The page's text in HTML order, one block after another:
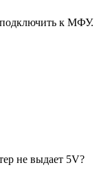
подключить к МФУ.
не выдает 5V?